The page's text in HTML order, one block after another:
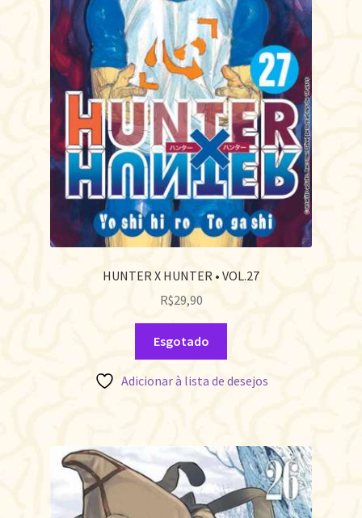
HUNTER X HUNTER • VOL.27
R$29,90
Esgotado
Adicionar à lista de desejos